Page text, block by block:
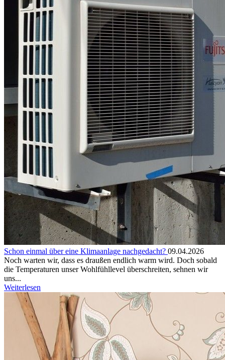
Schon einmal über eine Klimaanlage nachgedacht? 09.04.2026
Noch warten wir, dass es draußen endlich warm wird. Doch sobald
die Temperaturen unser Wohlfühllevel überschreiten, sehnen wir
uns...
Weiterlesen